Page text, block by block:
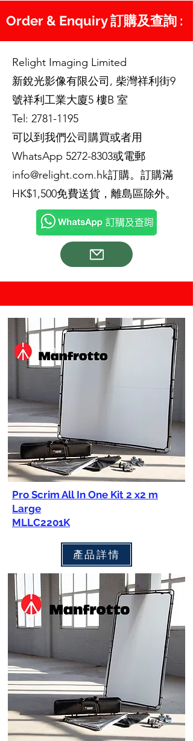
Order & Enquiry 訂購及查詢 :
Relight Imaging Limited
新銳光影像有限公司, 柴灣祥利街9
號祥利工業大廈5 樓B 室
Tel: 2781-1195
可以到我們公司購買或者用
WhatsApp 5272-8303或電郵
info@relight.com.hk訂購。訂購滿
HK$1,500免費送貨，離島區除外。
Pro Scrim All In One Kit 2 x2 m
Large
MLLC2201K
產品詳情